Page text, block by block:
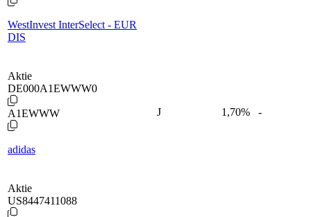
WestInvest InterSelect - EUR
DIS
Aktie
DE000A1EWWW0
A1EWWW
adidas
J 1,70% -
Aktie
US8447411088